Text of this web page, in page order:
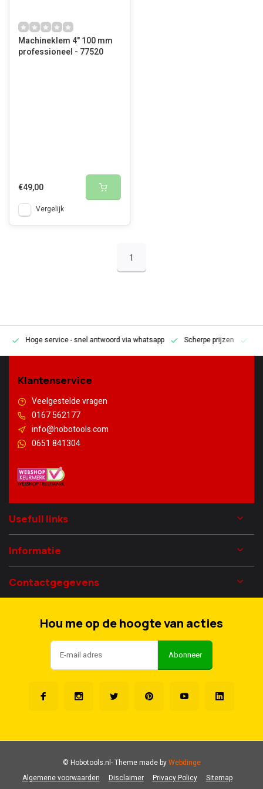
Machineklem 4" 100 mm
professioneel - 77520
€49,00
Vergelijk
1
Hoge service- snel antwoord via whatsapp Scherpe prijzen
Klantenservice
Veelgestelde vragen
0167 562177
info@hobotools.com
0651 841304
Usefull links
Informatie
Contactgegevens
Hou me op de hoogte van acties
Abonneer
Algemene voorwaarden Disclaimer Privacy Policy Sitemap
© Hobotools.nl- Theme made byWebdinge